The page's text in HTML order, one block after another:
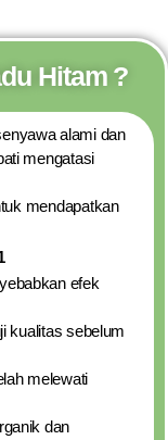
Hitam ?
alami dan
mengatasi
mendapatkan
efek
kualitas sebelum
melewati
dan